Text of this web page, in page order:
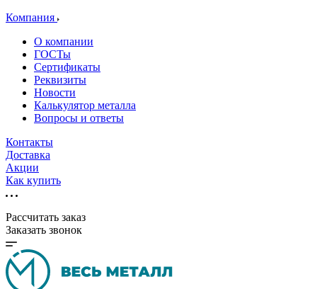
Компания
О компании
ГОСТы
Сертификаты
Реквизиты
Новости
Калькулятор металла
Вопросы и ответы
Контакты
Доставка
Акции
Как купить
Рассчитать заказ
Заказать звонок